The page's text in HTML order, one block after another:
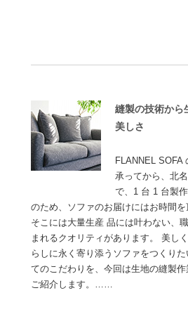
縫製の技術から
美しさ
FLANNEL SOFA
承ってから、北
で、1 台 1 台製
のため、ソファのお届けにはお時間を
そこには大量生産 品には叶わない、
まれるクオリティがあります。 美し
らしに永く寄り添うソファをつくり
てのこだわりを、今回は生地の縫製
ご紹介します。……